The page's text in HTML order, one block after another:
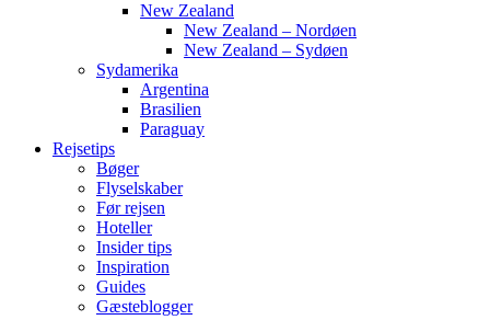
New Zealand
New Zealand – Nordøen
New Zealand – Sydøen
Sydamerika
Argentina
Brasilien
Paraguay
Rejsetips
Bøger
Flyselskaber
Før rejsen
Hoteller
Insider tips
Inspiration
Guides
Gæsteblogger